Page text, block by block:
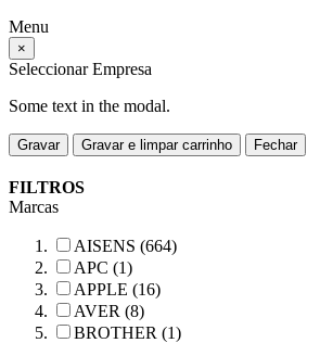
Menu
×
Seleccionar Empresa
Some text in the modal.
Gravar Gravar e limpar carrinho Fechar
FILTROS
Marcas
AISENS (664)
APC (1)
APPLE (16)
AVER (8)
BROTHER (1)